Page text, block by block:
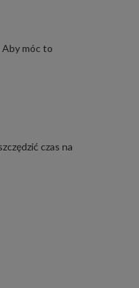
Aby móc to
czas na